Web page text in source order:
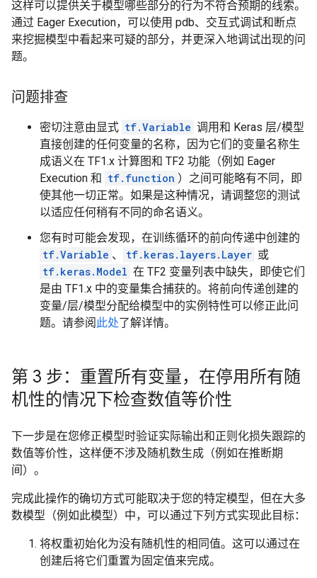
这样可以提供关于模型哪些部分的行为不符合预期的线索。
通过 Eager Execution，可以使用 pdb、交互式调试和断点
来挖掘模型中看起来可疑的部分，并更深入地调试出现的问
题。
问题排查
密切注意由显式 tf.Variable 调用和 Keras 层/模型
直接创建的任何变量的名称，因为它们的变量名称生
成语义在 TF1.x 计算图和 TF2 功能（例如 Eager
Execution 和 tf.function ）之间可能略有不同，即
使其他一切正常。如果是这种情况，请调整您的测试
以适应任何稍有不同的命名语义。
您有时可能会发现，在训练循环的前向传递中创建的
tf.Variable 、 tf.keras.layers.Layer 或
tf.keras.Model 在 TF2 变量列表中缺失，即使它们
是由 TF1.x 中的变量集合捕获的。将前向传递创建的
变量/层/模型分配给模型中的实例特性可以修正此问
题。请参阅 此处了解详情。
第 3 步：重置所有变量，在停用所有随
机性的情况下检查数值等价性
下一步是在您修正模型时验证实际输出和正则化损失跟踪的
数值等价性，这样便不涉及随机数生成（例如在推断期
间）。
完成此操作的确切方式可能取决于您的特定模型，但在大多
数模型（例如此模型）中，可以通过下列方式实现此目标：
将权重初始化为没有随机性的相同值。这可以通过在
创建后将它们重置为固定值来完成。